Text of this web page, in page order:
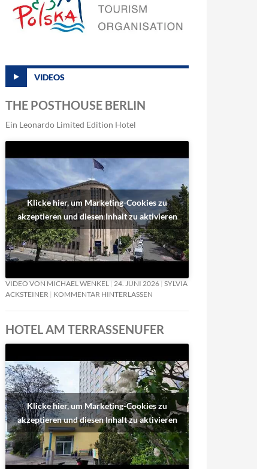
VIDEOS
THE POSTHOUSE BERLIN
Ein Leonardo Limited Edition Hotel
Klicke hier, um Marketing-Cookies zu
akzeptieren und diesen Inhalt zu aktivieren
VIDEO VON MICHAEL WENKEL 24. JUNI 2026 SYLVIA
ACKSTEINER
KOMMENTAR HINTERLASSEN
HOTEL AM TERRASSENUFER
Klicke hier, um Marketing-Cookies zu
akzeptieren und diesen Inhalt zu aktivieren